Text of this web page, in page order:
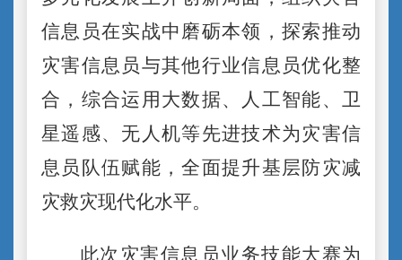
信息员在实战中磨砺本领，探索推动
灾害信息员与其他行业信息员优化整
合，综合运用大数据、人工智能、卫
星遥感、无人机等先进技术为灾害信
息员队伍赋能，全面提升基层防灾减
灾救灾现代化水平。
此次灾害信息员业务技能大赛为